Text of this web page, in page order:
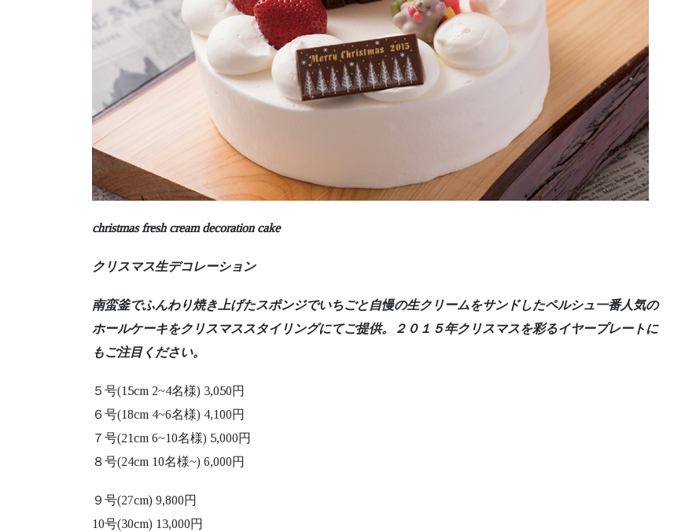
christmas fresh cream decoration cake
クリスマス生デコレーション
南蛮釜でふんわり焼き上げたスポンジでいちごと自慢の生クリームをサンドしたペルシュ一番人気の
ホールケーキをクリスマススタイリングにてご提供。２０１５年クリスマスを彩るイヤープレートに
もご注目ください。
５号(15cm 2~4名様) 3,050円
６号(18cm 4~6名様) 4,100円
７号(21cm 6~10名様) 5,000円
８号(24cm 10名様~) 6,000円
９号(27cm) 9,800円
10号(30cm) 13,000円